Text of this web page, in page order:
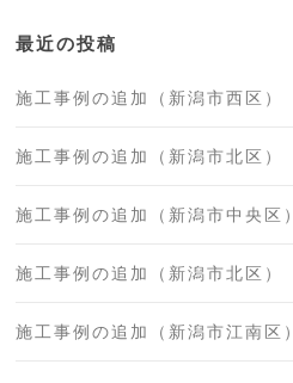
最近の投稿
施工事例の追加（新潟市西区）
施工事例の追加（新潟市北区）
施工事例の追加（新潟市中央区）
施工事例の追加（新潟市北区）
施工事例の追加（新潟市江南区）